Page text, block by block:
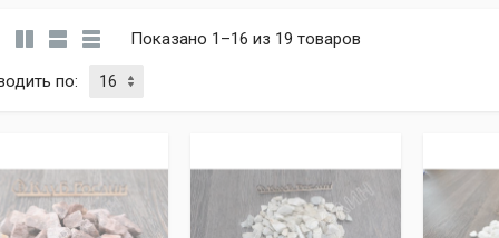
Показано 1–16 из 19 товаров
по: